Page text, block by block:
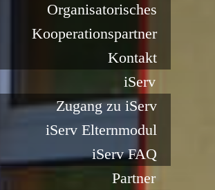
Organisatorisches
Kooperationspartner
Kontakt
iServ
Zugang zu iServ
iServ Elternmodul
iServ FAQ
Partner